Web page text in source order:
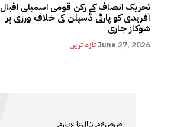
تحریک انصاف کے رکن قومی اسمبلی اقبال
آفریدی کو پارٹی ڈسپلن کی خلاف ورزی پر
شوکاز جاری
تازہ ترینJune 27, 2026